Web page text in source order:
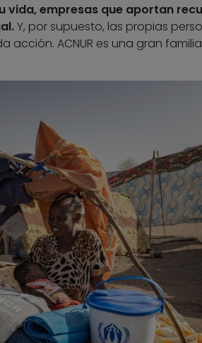
empresas que aportan
Y, por supuesto, las propias
acción. ACNUR es una gran